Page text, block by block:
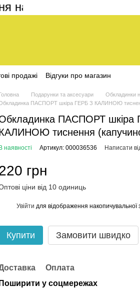
сайті становить 200
продажі
Відгуки про магазин
Подарунки та аксесуари
Обкладинки
ПАСПОРТ шкіра ГЕРБ З КАЛИНОЮ
ПАСПОРТ шкіра
тиснення
В наявності Артикул: 000036536 Написати
грн
ціни від 10 одиниць
Увійти для відображення накопичувальної
Купити Замовити швидко
Оплата
Поширити у соцмережах